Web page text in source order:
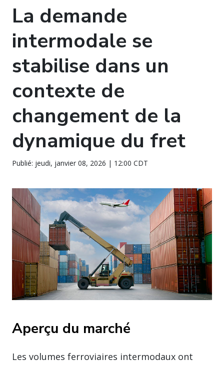
La demande
intermodale se
stabilise dans un
contexte de
changement de la
dynamique du fret
Publié: jeudi, janvier 08, 2026 | 12:00 CDT
Aperçu du marché
Les volumes ferroviaires intermodaux ont